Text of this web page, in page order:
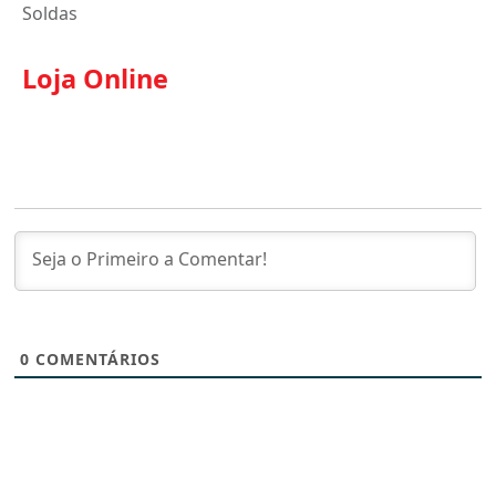
Soldas
Loja Online
0 COMENTÁRIOS